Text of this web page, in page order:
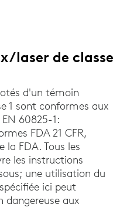
laser de classe
d'un témoin
1 sont conformes aux
60825-1:
FDA 21 CFR,
la FDA. Tous les
les instructions
une utilisation du
ici peut
dangereuse aux